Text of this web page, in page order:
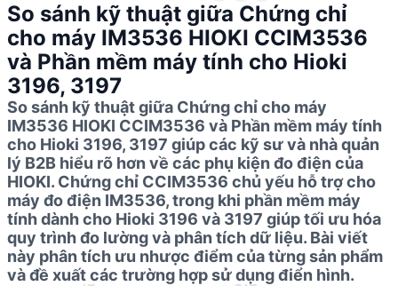
So sánh kỹ thuật giữa Chứng chỉ
cho máy IM3536 HIOKI CCIM3536
và Phần mềm máy tính cho Hioki
3196, 3197
So sánh kỹ thuật giữa Chứng chỉ cho máy
IM3536 HIOKI CCIM3536 và Phần mềm máy tính
cho Hioki 3196, 3197 giúp các kỹ sư và nhà quản
lý B2B hiểu rõ hơn về các phụ kiện đo điện của
HIOKI. Chứng chỉ CCIM3536 chủ yếu hỗ trợ cho
máy đo điện IM3536, trong khi phần mềm máy
tính dành cho Hioki 3196 và 3197 giúp tối ưu hóa
quy trình đo lường và phân tích dữ liệu. Bài viết
này phân tích ưu nhược điểm của từng sản phẩm
và đề xuất các trường hợp sử dụng điển hình.